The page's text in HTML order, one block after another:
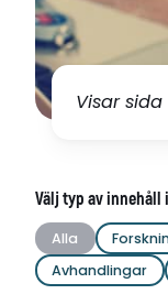
Visar
Välj typ av
Alla
Avhandlingar